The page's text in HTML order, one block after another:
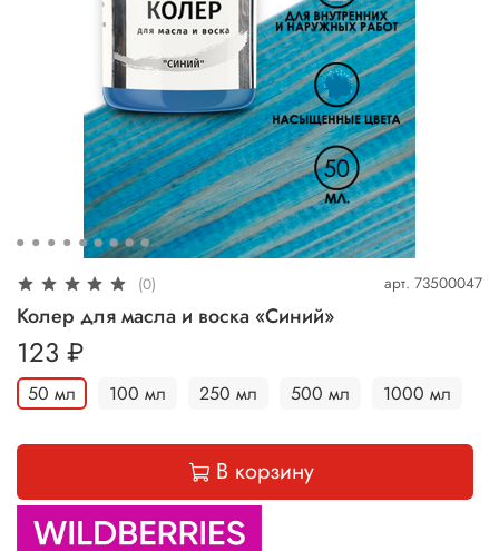
(0) арт. 73500047
Колер для масла и воска «Синий»
123 ₽
50 мл 100 мл 250 мл 500 мл 1000 мл
В корзину